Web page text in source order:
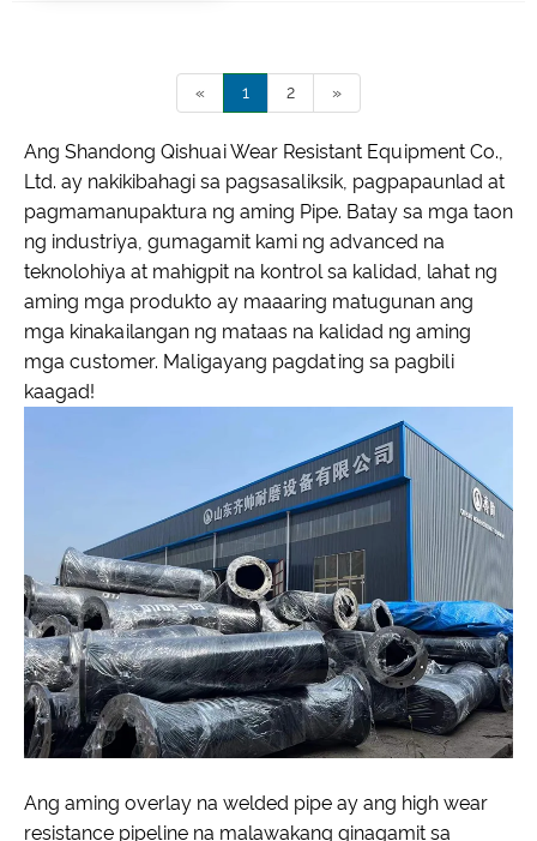
« 1 2 »
Ang Shandong Qishuai Wear Resistant Equipment Co.,
Ltd. ay nakikibahagi sa pagsasaliksik, pagpapaunlad at
pagmamanupaktura ng aming Pipe. Batay sa mga taon
ng industriya, gumagamit kami ng advanced na
teknolohiya at mahigpit na kontrol sa kalidad, lahat ng
aming mga produkto ay maaaring matugunan ang
mga kinakailangan ng mataas na kalidad ng aming
mga customer. Maligayang pagdating sa pagbili
kaagad!
Ang aming overlay na welded pipe ay ang high wear
resistance pipeline na malawakang ginagamit sa